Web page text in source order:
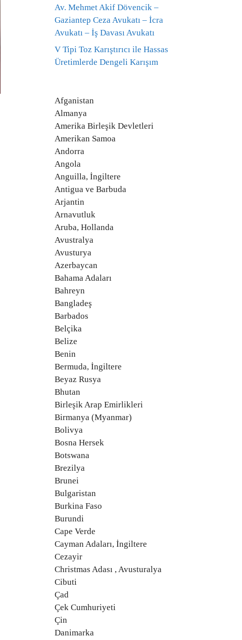
Av. Mehmet Akif Dövencik –
Gaziantep Ceza Avukatı – İcra
Avukatı – İş Davası Avukatı
V Tipi Toz Karıştırıcı ile Hassas
Üretimlerde Dengeli Karışım
Afganistan
Almanya
Amerika Birleşik Devletleri
Amerikan Samoa
Andorra
Angola
Anguilla, İngiltere
Antigua ve Barbuda
Arjantin
Arnavutluk
Aruba, Hollanda
Avustralya
Avusturya
Azerbaycan
Bahama Adaları
Bahreyn
Bangladeş
Barbados
Belçika
Belize
Benin
Bermuda, İngiltere
Beyaz Rusya
Bhutan
Birleşik Arap Emirlikleri
Birmanya (Myanmar)
Bolivya
Bosna Hersek
Botswana
Brezilya
Brunei
Bulgaristan
Burkina Faso
Burundi
Cape Verde
Cayman Adaları, İngiltere
Cezayir
Christmas Adası , Avusturalya
Cibuti
Çad
Çek Cumhuriyeti
Çin
Danimarka